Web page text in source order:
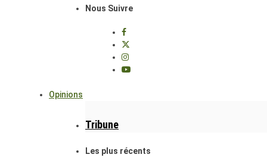
Nous Suivre
Opinions
Tribune
Les plus récents